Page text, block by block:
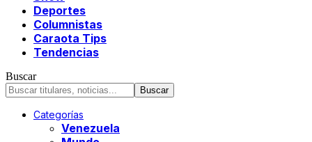
Deportes
Columnistas
Caraota Tips
Tendencias
Buscar
Categorías
Venezuela